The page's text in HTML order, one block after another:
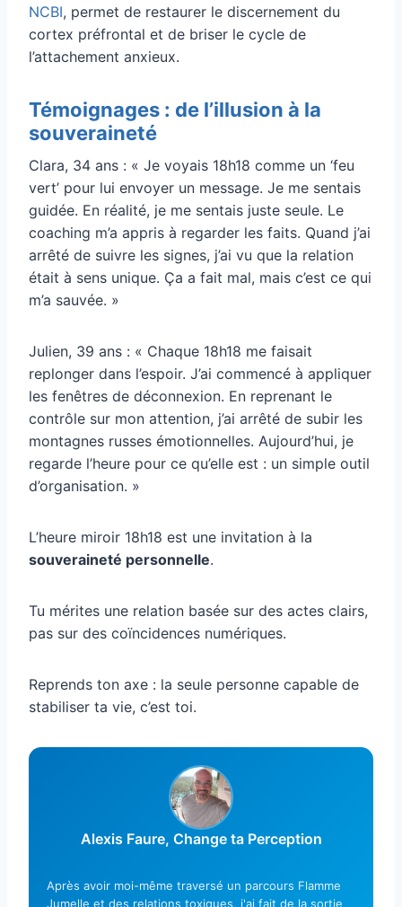
NCBI, permet de restaurer le discernement du
cortex préfrontal et de briser le cycle de
l’attachement anxieux.
Témoignages : de l’illusion à la
souveraineté
Clara, 34 ans : « Je voyais 18h18 comme un ‘feu
vert’ pour lui envoyer un message. Je me sentais
guidée. En réalité, je me sentais juste seule. Le
coaching m’a appris à regarder les faits. Quand j’ai
arrêté de suivre les signes, j’ai vu que la relation
était à sens unique. Ça a fait mal, mais c’est ce qui
m’a sauvée. »
Julien, 39 ans : « Chaque 18h18 me faisait
replonger dans l’espoir. J’ai commencé à appliquer
les fenêtres de déconnexion. En reprenant le
contrôle sur mon attention, j’ai arrêté de subir les
montagnes russes émotionnelles. Aujourd’hui, je
regarde l’heure pour ce qu’elle est : un simple outil
d’organisation. »
L’heure miroir 18h18 est une invitation à la
souveraineté personnelle.
Tu mérites une relation basée sur des actes clairs,
pas sur des coïncidences numériques.
Reprends ton axe : la seule personne capable de
stabiliser ta vie, c’est toi.
Alexis Faure, Change ta Perception
Après avoir moi-même traversé un parcours Flamme
Jumelle et des relations toxiques, j'ai fait de la sortie